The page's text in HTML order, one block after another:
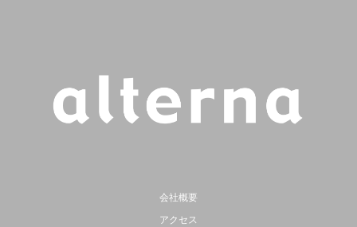
会社概要
アクセス